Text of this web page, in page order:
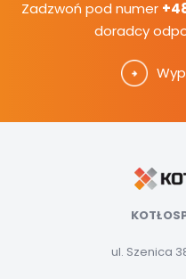
Zadzwoń pod numer
doradcy
ul. Szenica